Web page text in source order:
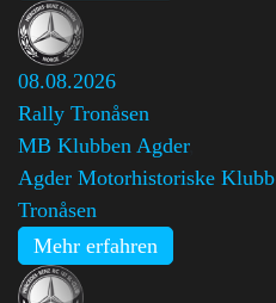
08.08.2026
Rally Tronåsen
MB Klubben Agder,
Agder Motorhistoriske Klubb
Tronåsen
Mehr erfahren